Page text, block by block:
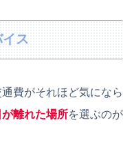
ス
費がそれほど気になら
離れた場所を選ぶのが